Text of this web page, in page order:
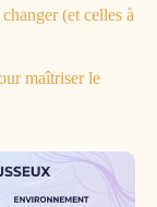
(et celles à
maîtriser le